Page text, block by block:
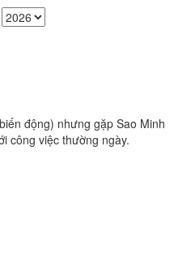
động) nhưng gặp Sao Minh
công việc thường ngày.